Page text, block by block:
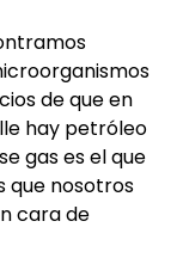
de que en
hay petróleo
gas es el que
que nosotros
cara de